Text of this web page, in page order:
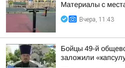
Материалы с
Вчера, 11:43
Бойцы 49-й
заложили